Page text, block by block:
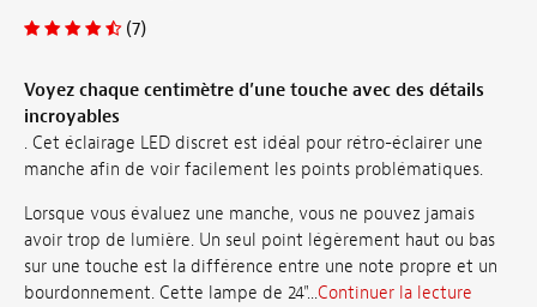
(7)
Voyez chaque centimètre d’une touche avec des détails
incroyables
. Cet éclairage LED discret est idéal pour rétro-éclairer une
manche afin de voir facilement les points problématiques.
Lorsque vous évaluez une manche, vous ne pouvez jamais
avoir trop de lumière. Un seul point légèrement haut ou bas
sur une touche est la différence entre une note propre et un
bourdonnement. Cette lampe de 24"...Continuer la lecture